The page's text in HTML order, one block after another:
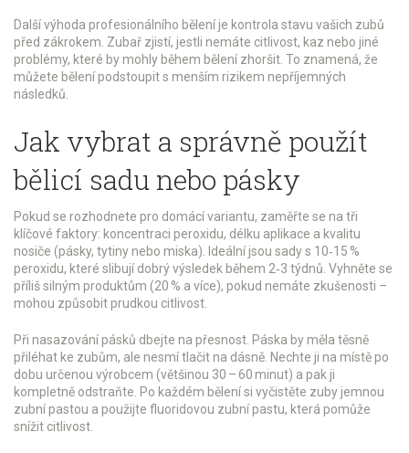
Další výhoda profesionálního bělení je kontrola stavu vašich zubů
před zákrokem. Zubař zjistí, jestli nemáte citlivost, kaz nebo jiné
problémy, které by mohly během bělení zhoršit. To znamená, že
můžete bělení podstoupit s menším rizikem nepříjemných
následků.
Jak vybrat a správně použít
bělicí sadu nebo pásky
Pokud se rozhodnete pro domácí variantu, zaměřte se na tři
klíčové faktory: koncentraci peroxidu, délku aplikace a kvalitu
nosiče (pásky, tytiny nebo miska). Ideální jsou sady s 10‑15 %
peroxidu, které slibují dobrý výsledek během 2‑3 týdnů. Vyhněte se
příliš silným produktům (20 % a více), pokud nemáte zkušenosti –
mohou způsobit prudkou citlivost.
Při nasazování pásků dbejte na přesnost. Páska by měla těsně
přiléhat ke zubům, ale nesmí tlačit na dásně. Nechte ji na místě po
dobu určenou výrobcem (většinou 30 – 60 minut) a pak ji
kompletně odstraňte. Po každém bělení si vyčistěte zuby jemnou
zubní pastou a použijte fluoridovou zubní pastu, která pomůže
snížit citlivost.